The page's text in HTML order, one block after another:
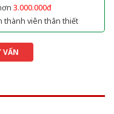
3.000.000đ
thành viên thân thiết
VẤN